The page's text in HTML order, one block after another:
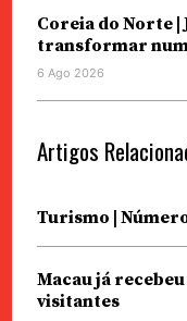
Coreia do Norte |
transformar num
6 Ago 2026
Artigos
Turismo |
Macau já
visitantes